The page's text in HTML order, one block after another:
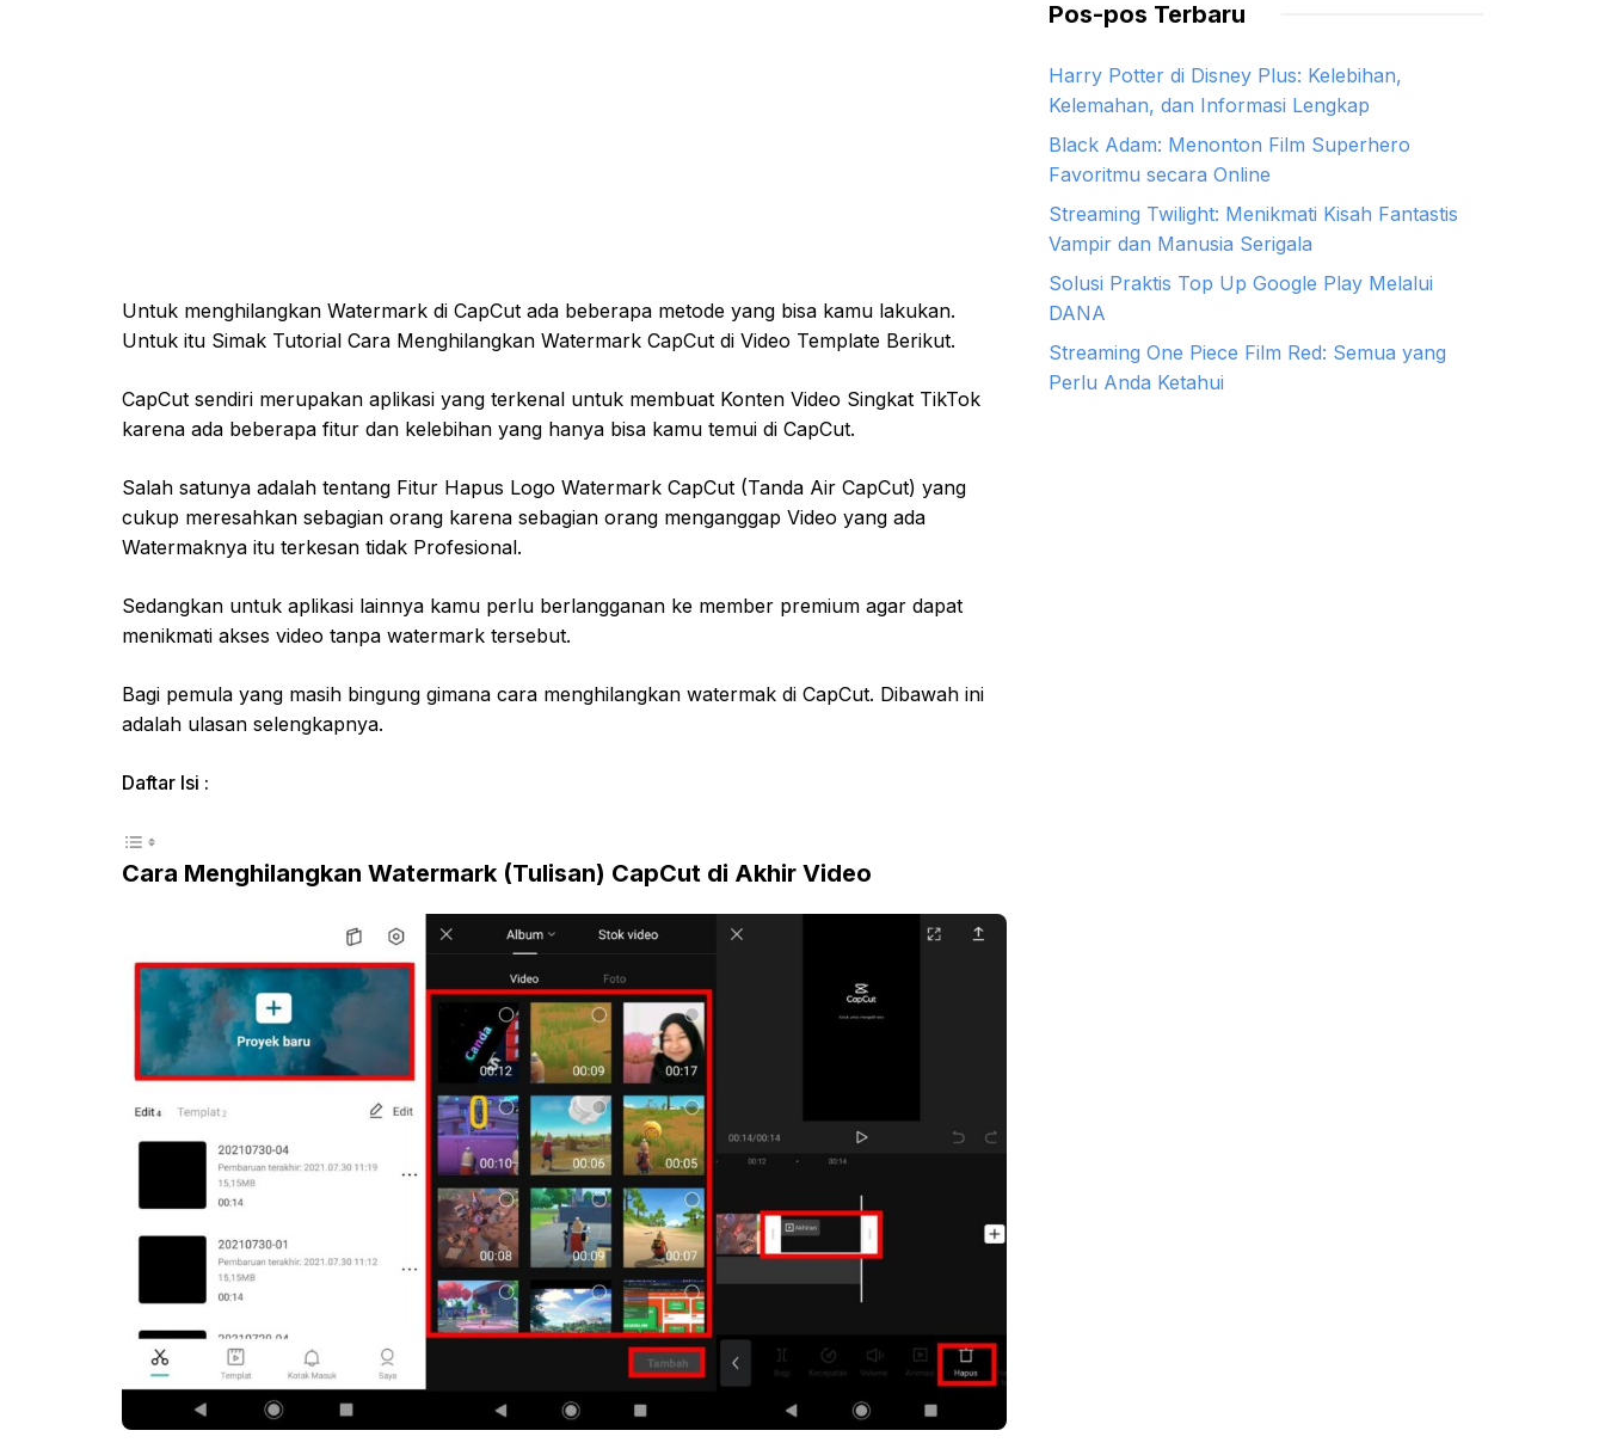
Untuk menghilangkan Watermark di CapCut ada beberapa metode yang bisa kamu lakukan.
Untuk itu Simak Tutorial Cara Menghilangkan Watermark CapCut di Video Template Berikut.
CapCut sendiri merupakan aplikasi yang terkenal untuk membuat Konten Video Singkat TikTok
karena ada beberapa fitur dan kelebihan yang hanya bisa kamu temui di CapCut.
Salah satunya adalah tentang Fitur Hapus Logo Watermark CapCut (Tanda Air CapCut) yang
cukup meresahkan sebagian orang karena sebagian orang menganggap Video yang ada
Watermaknya itu terkesan tidak Profesional.
Sedangkan untuk aplikasi lainnya kamu perlu berlangganan ke member premium agar dapat
menikmati akses video tanpa watermark tersebut.
Bagi pemula yang masih bingung gimana cara menghilangkan watermak di CapCut. Dibawah ini
adalah ulasan selengkapnya.
Daftar Isi :
Cara Menghilangkan Watermark (Tulisan) CapCut di Akhir Video
Pos-pos Terbaru
Harry Potter di Disney Plus: Kelebihan,
Kelemahan, dan Informasi Lengkap
Black Adam: Menonton Film Superhero
Favoritmu secara Online
Streaming Twilight: Menikmati Kisah Fantastis
Vampir dan Manusia Serigala
Solusi Praktis Top Up Google Play Melalui
DANA
Streaming One Piece Film Red: Semua yang
Perlu Anda Ketahui